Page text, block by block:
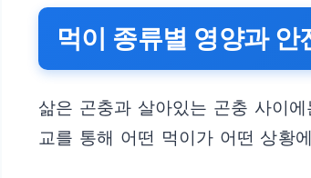
먹이 종류별 영양과 안
삶은 곤충과 살아있는 곤충 사이
교를 통해 어떤 먹이가 어떤 상황